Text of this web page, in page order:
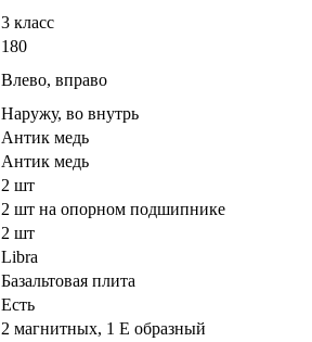
3 класс
180
Влево, вправо
Наружу, во внутрь
Антик медь
Антик медь
2 шт
2 шт на опорном подшипнике
2 шт
Libra
Базальтовая плита
Есть
2 магнитных, 1 Е образный